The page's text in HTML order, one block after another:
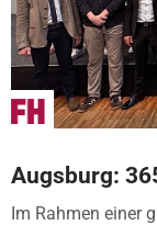
Augsburg:
Im Rahmen einer